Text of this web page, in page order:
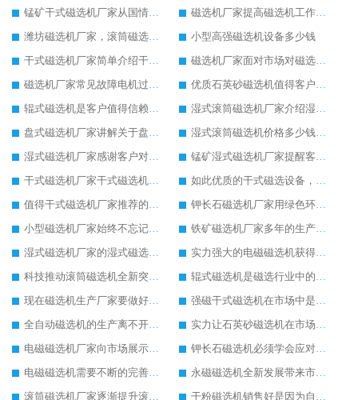
锰矿干式磁选机厂家从国情出发生产靠谱锰矿干式磁选机
磁选机厂家提高磁选机工作效率有妙招
潍坊磁选机厂家，滚筒磁选机比较可靠
小型高强磁选机设备多少钱
干式磁选机厂家简单介绍干式磁选机的性能与特点
磁选机厂家面对市场对磁选机有强劲的发展信心
磁选机厂家常见故障电机过热异常声音的原因及方法
优质石英砂磁选机值得客户追捧
辊式磁选机是客户值得信赖的磁选设备
湿式滚筒磁选机厂家介绍湿式滚筒磁选机性能、特点以及原理
盘式磁选机厂家讲解关于盘式磁选机的原理以及应用
湿式滚筒磁选机价格多少钱，推荐有实力的生产厂家
湿式磁选机厂家感谢客户对湿式磁选机的支持认可
锰矿湿式磁选机厂家提醒客户锰矿湿式磁选机夏季使用注意事项
干式磁选机厂家干式磁选机为市场增添发展活力
如此优质的干式磁选设备，客户不远千里来选购
值得干式磁选机厂家推荐的干式磁选机设备
钾长石磁选机厂家用绿色环保为钾长石磁选机的核心发展
小型磁选机厂家始终不忘记努力发展自身
铁矿磁选机厂家多年的生产让铁矿磁选机积累了较多经验
湿式磁选机厂家的湿式磁选机发展逐渐强大
实力强大的电磁磁选机获得市场的认可
科技推动滚筒磁选机全新突破发展
辊式磁选机是磁选行业中的冉冉升起的新星
现在磁选机生产厂家要做好顺应时代的准备
强磁干式磁选机在市场中是无可替代的
全自动磁选机的生产离不开技术创新
实力让石英砂磁选机在市场中发展稳如泰山
电磁磁选机厂家向市场展示电磁磁选机的无穷活力
钾长石磁选机必须学会应对市场压力发展
电磁磁选机需要不断的完善才能成为行业佼佼者
永磁磁选机全新发展带来市场新的活力
滚筒磁选机厂家逐渐提升滚筒磁选机的生产实力
干粉磁选机销售好是因为自身实力强